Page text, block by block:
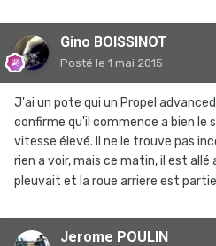
Gino BOISSINOT
Posté le 1 mai 2015
J'ai un pote qui un Propel
confirme qu'il commence a bien le
vitesse élevé. Il ne le trouve pas
rien a voir, mais ce matin, il est allé
pleuvait et la roue arriere est
Jerome POULIN